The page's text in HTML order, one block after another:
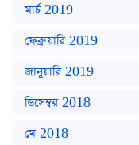
মার্চ 2019
ফেব্রুয়ারি 2019
জানুয়ারি 2019
ডিসেম্বর 2018
মে 2018